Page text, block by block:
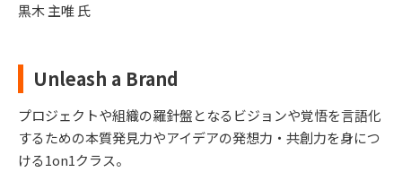
黒木 主唯 氏
Unleash a Brand
プロジェクトや組織の羅針盤となるビジョンや覚悟を言語化
するための本質発見力やアイデアの発想力・共創力を身につ
ける1on1クラス。